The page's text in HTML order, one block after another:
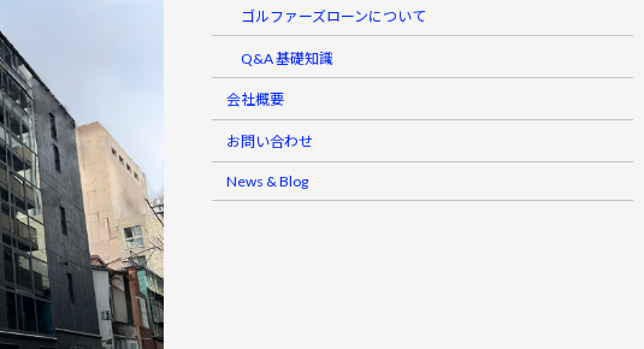
ゴルファーズローンについて
Q&A 基礎知識
会社概要
お問い合わせ
News & Blog